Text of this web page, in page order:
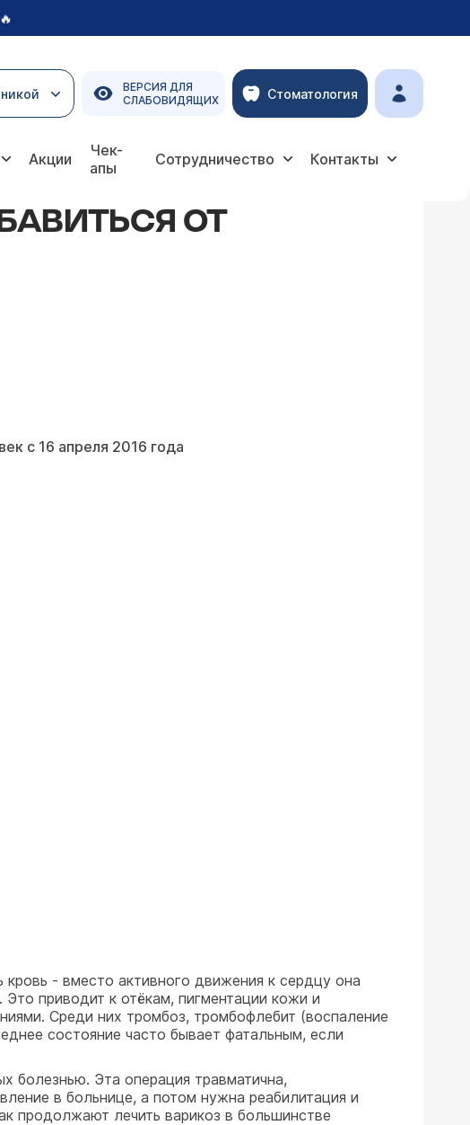
🔥
ВЕРСИЯ ДЛЯ
СЛАБОВИДЯЩИХ
Стоматология
Акции
Чек-
апы
Сотрудничество Контакты
ОТ
с 16 апреля 2016 года
- вместо активного движения к сердцу она
приводит к отёкам, пигментации кожи и
Среди них тромбоз, тромбофлебит (воспаление
состояние часто бывает фатальным, если
болезнью. Эта операция травматична,
в больнице, а потом нужна реабилитация и
продолжают лечить варикоз в большинстве